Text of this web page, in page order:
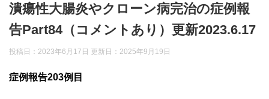
潰瘍性大腸炎やクローン病完治の症例報
告Part84（コメントあり）更新2023.6.17
投稿日：2023年6月17日 更新日： 2025年9月19日
症例報告203例目